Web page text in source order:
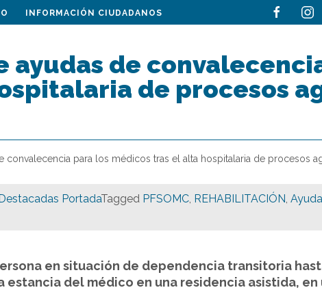
INFORMACIÓN CIUDADANOS
ayudas de
de procesos
convalecencia para los médicos tras el alta hospitalaria de procesos
PortadaTagged PFSOMC, REHABILITACIÓN,
en situación de dependencia transitoria
estancia del médico en una residencia asistida, en